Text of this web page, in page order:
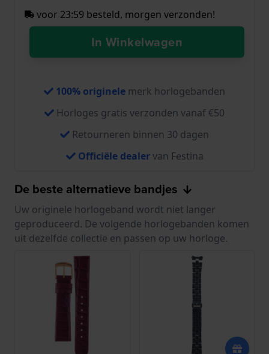
voor 23:59 besteld, morgen verzonden!
In Winkelwagen
100% originele merk horlogebanden
Horloges gratis verzonden vanaf €50
Retourneren binnen 30 dagen
Officiële dealervan Festina
De beste alternatieve bandjes
Uw originele horlogeband wordt niet langer
geproduceerd. De volgende horlogebanden komen
uit dezelfde collectie en passen op uw horloge.